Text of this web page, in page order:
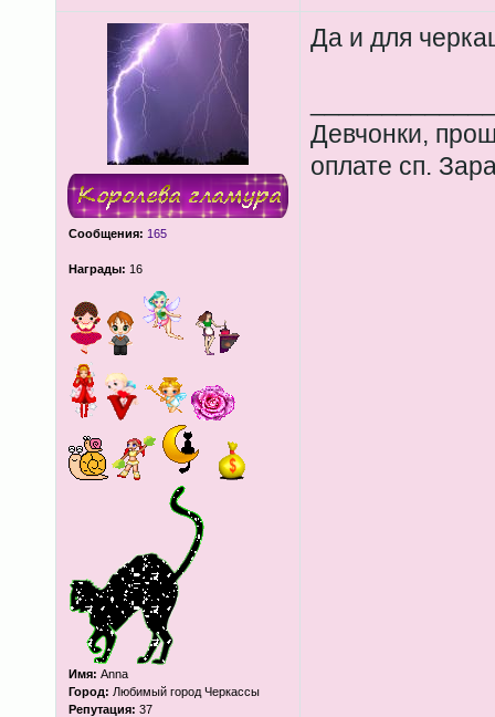
Сообщения: 165
Награды: 16
Имя: Anna
Город: Любимый город Черкассы
Репутация: 37
Да и для
Девчонки,
оплате сп.